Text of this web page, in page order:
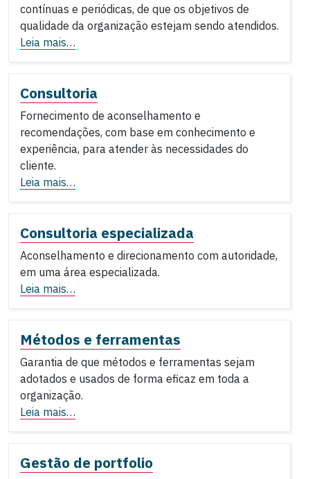
contínuas e periódicas, de que os objetivos de
qualidade da organização estejam sendo atendidos.
Leia mais…
Consultoria
Fornecimento de aconselhamento e
recomendações, com base em conhecimento e
experiência, para atender às necessidades do
cliente.
Leia mais…
Consultoria especializada
Aconselhamento e direcionamento com autoridade,
em uma área especializada.
Leia mais…
Métodos e ferramentas
Garantia de que métodos e ferramentas sejam
adotados e usados de forma eficaz em toda a
organização.
Leia mais…
Gestão de portfolio